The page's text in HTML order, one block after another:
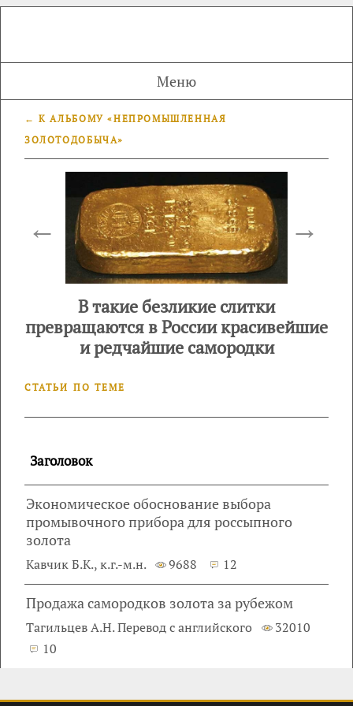
Меню
← К АЛЬБОМУ «НЕПРОМЫШЛЕННАЯ
ЗОЛОТОДОБЫЧА»
← →
В такие безликие слитки
превращаются в России красивейшие
и редчайшие самородки
СТАТЬИ ПО ТЕМЕ
Заголовок
Экономическое обоснование выбора
промывочного прибора для россыпного
золота
Кавчик Б.К., к.г.-м.н. 9688 12
Продажа самородков золота за рубежом
Тагильцев А.Н. Перевод с английского
32010
10